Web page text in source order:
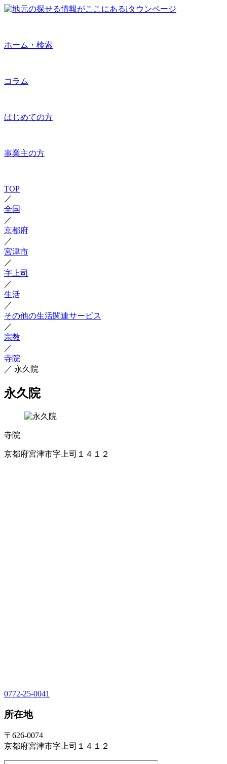
ホーム・検索
コラム
はじめての方
事業主の方
TOP
／
全国
／
京都府
／
宮津市
／
字上司
／
生活
／
その他の生活関連サービス
／
宗教
／
寺院
／ 永久院
永久院
寺院
京都府宮津市字上司１４１２
0772-25-0041
所在地
〒626-0074
京都府宮津市字上司１４１２